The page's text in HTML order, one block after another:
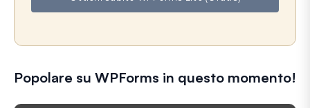
Popolare su WPForms in questo momento!